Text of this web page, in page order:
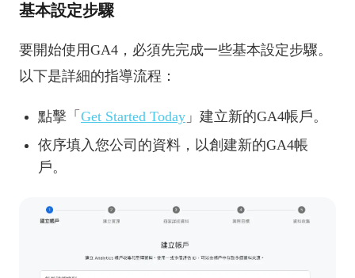
基本設定步驟
要開始使用GA4，必須先完成一些基本設定步驟。
以下是詳細的指導流程：
點擊「 Get Started Today 」建立新的GA4帳戶。
依序填入您公司的資料，以創建新的GA4帳
戶。